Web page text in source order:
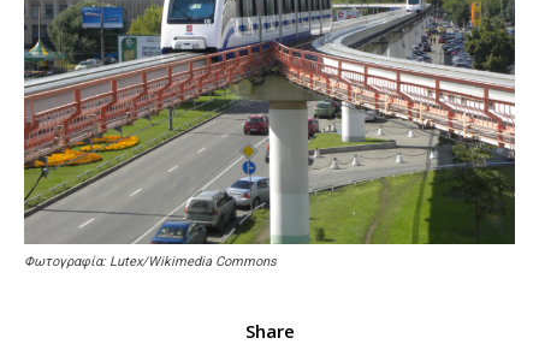
Φωτογραφία: Lutex/Wikimedia Commons
Share